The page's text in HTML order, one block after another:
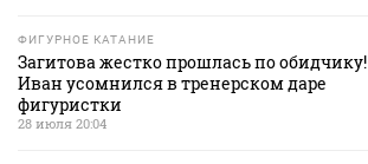
ФИГУРНОЕ КАТАНИЕ
Загитова жестко прошлась по обидчику!
Иван усомнился в тренерском даре
фигуристки
28 июля 20:04